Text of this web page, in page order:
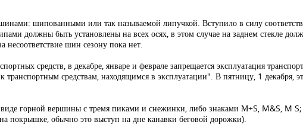
шипованными или так называемой липучкой. Вступило в силу
должны быть установлены на всех осях, в этом случае на заднем стекле
шин сезону пока нет.
средств, в декабре, январе и феврале запрещается эксплуатация
транспортным средствам, находящимся в эксплуатации". В пятницу, 1 декабря,
горной вершины с тремя пиками и снежинки, либо знаками М+S, M&S, M S;
покрышке, обычно это выступ на дне канавки беговой дорожки).